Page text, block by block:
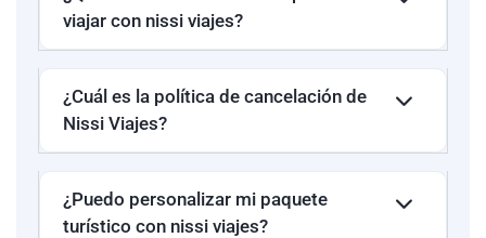
viajar con nissi viajes?
¿Cuál es la política de cancelación de
Nissi Viajes?
¿Puedo personalizar mi paquete
turístico con nissi viajes?